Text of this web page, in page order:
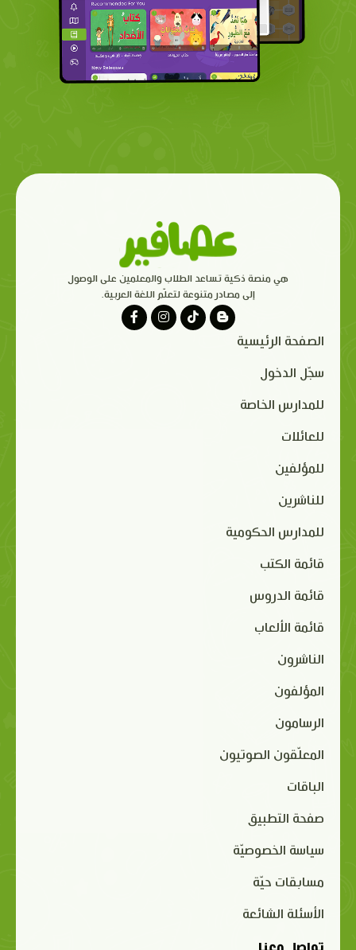
هي منصة ذكية تساعد الطلاب والمعلمين على الوصول
إلى مصادر متنوعة لتعلّم اللغة العربية.
الصفحة الرئيسية
سجّل الدخول
للمدارس الخاصة
للعائلات
للمؤلفين
للناشرين
للمدارس الحكومية
قائمة الكتب
قائمة الدروس
قائمة الألعاب
الناشرون
المؤلفون
الرسامون
المعلّقون الصوتيون
الباقات
صفحة التطبيق
سياسة الخصوصيّة
مسابقات حيّة
الأسئلة الشائعة